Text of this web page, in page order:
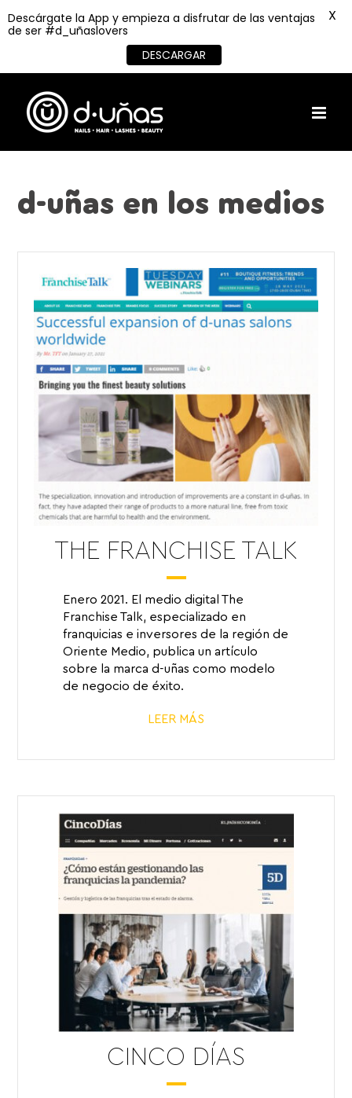
content
d-uñas en los medios
THE FRANCHISE TALK
Enero 2021. El medio digital The
Franchise Talk, especializado en
franquicias e inversores de la región de
Oriente Medio, publica un artículo
sobre la marca d-uñas como modelo
de negocio de éxito.
LEER MÁS
CINCO DÍAS
Descárgate la App y empieza a disfrutar de las ventajas
de ser #d_uñaslovers
DESCARGAR
X